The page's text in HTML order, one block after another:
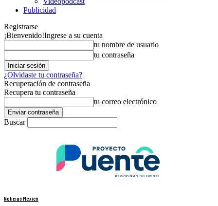
Publicidad
Registrarse
¡Bienvenido!Ingrese a su cuenta
tu nombre de usuario
tu contraseña
¿Olvidaste tu contraseña?
Recuperación de contraseña
Recupera tu contraseña
tu correo electrónico
Buscar
Noticias México